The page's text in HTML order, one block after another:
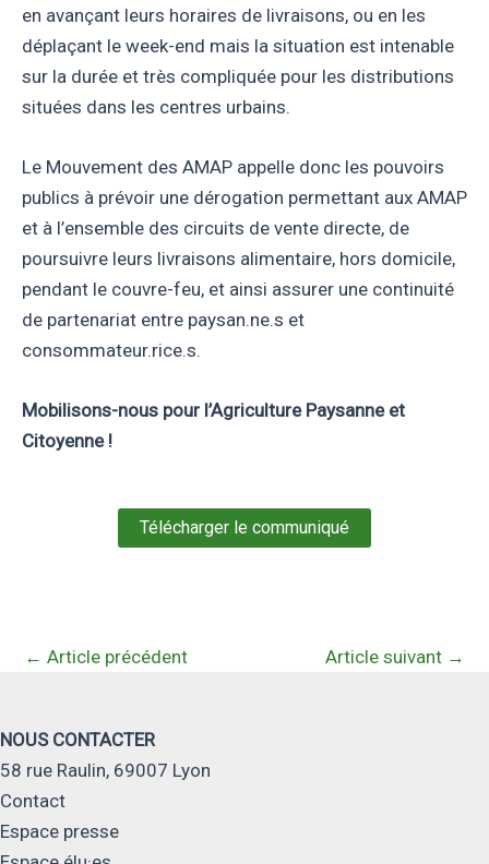
en avançant leurs horaires de livraisons, ou en les
déplaçant le week-end mais la situation est intenable
sur la durée et très compliquée pour les distributions
situées dans les centres urbains.
Le Mouvement des AMAP appelle donc les pouvoirs
publics à prévoir une dérogation permettant aux AMAP
et à l’ensemble des circuits de vente directe, de
poursuivre leurs livraisons alimentaire, hors domicile,
pendant le couvre-feu, et ainsi assurer une continuité
de partenariat entre paysan.ne.s et
consommateur.rice.s.
Mobilisons-nous pour l’Agriculture Paysanne et
Citoyenne !
Télécharger le communiqué
← Article précédent Article suivant →
NOUS CONTACTER
58 rue Raulin, 69007 Lyon
Contact
Espace presse